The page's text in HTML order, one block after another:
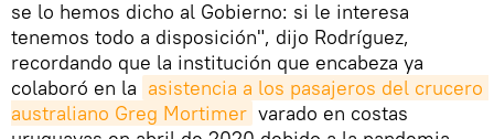
se lo hemos dicho al Gobierno: si le interesa
tenemos todo a disposición", dijo Rodríguez,
recordando que la institución que encabeza ya
colaboró en la asistencia a los pasajeros del crucero
australiano Greg Mortimer varado en costas